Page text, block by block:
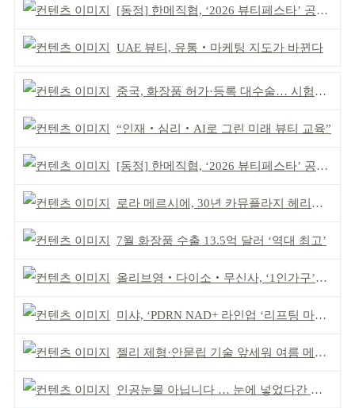
[동정] 한메직협, ‘2026 뷰티페스타’ 공동 주최
UAE 뷰티, 유통‧마케팅 지도가 바뀐다
중국, 화장품 허가·등록 대수술… 시험자료 공용 허용
“인재‧심리‧AI로 그린 미래 뷰티 교육”
[동정] 한메직협, ‘2026 뷰티페스타’ 공동 주최
로라 메르시에, 30년 카뮤플라지 헤리티지 담아
7월 화장품 수출 13.5억 달러 ‘역대 최고’
올리브영‧다이소‧무신사, ‘1인가구’가 이끈다
미샤, ‘PDRN NAD+ 라인업 ‘리프팅 마스크’ 출시
젤리 제형·안묻립 기술 앞세워 여름 메이크업 시장 공략
인공눈물 아닙니다 … 눈에 넣었다간 각막 손상